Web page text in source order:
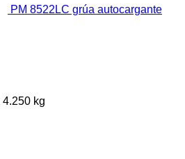
PM 8522LC grúa autocargante
4.250 kg